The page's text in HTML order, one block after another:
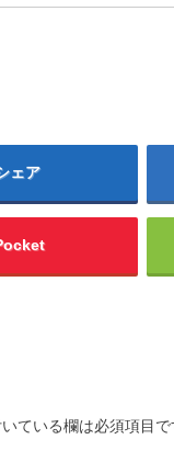
ェア
ている欄は必須項目で